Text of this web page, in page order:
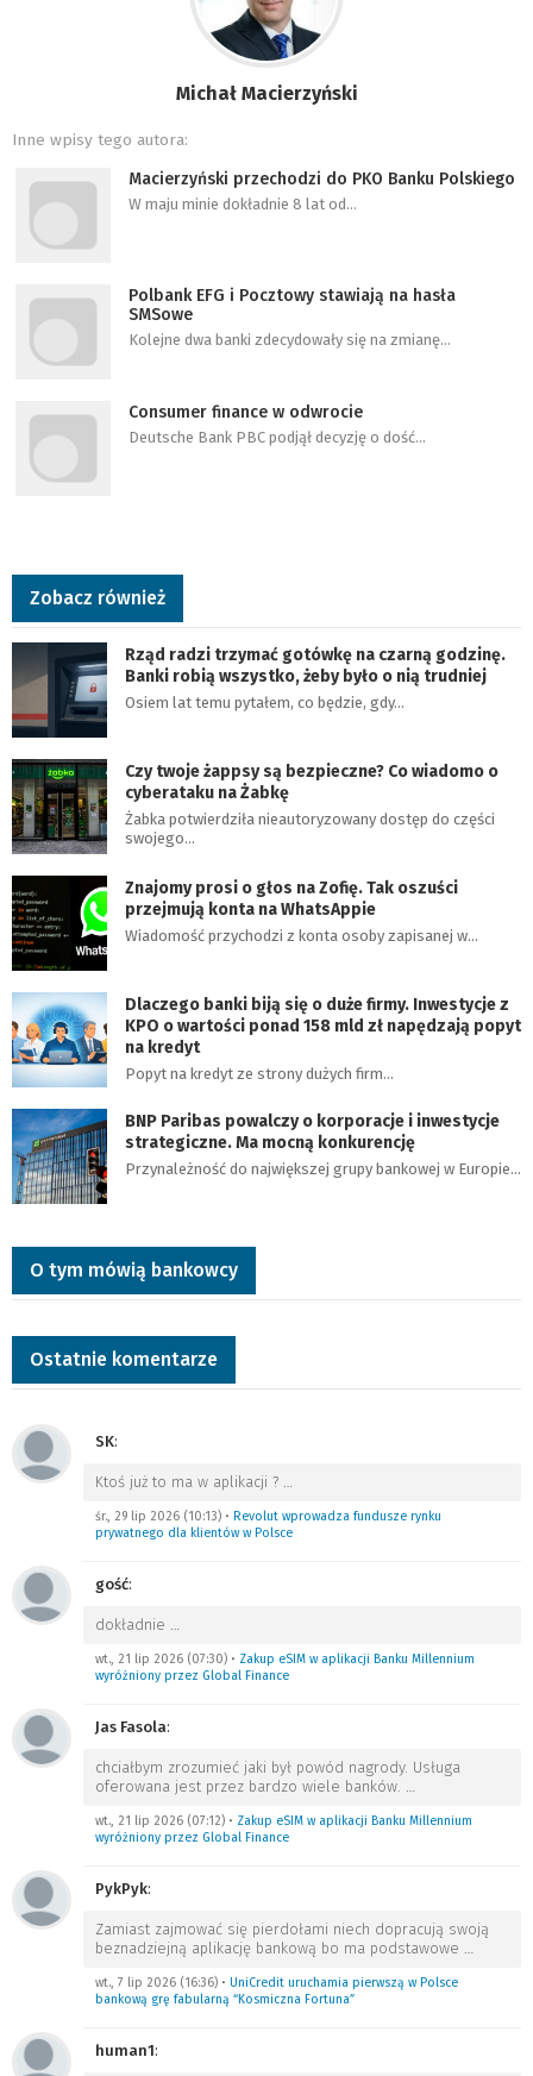
Michał Macierzyński
Inne wpisy tego autora:
Macierzyński przechodzi do PKO Banku Polskiego
W maju minie dokładnie 8 lat od…
Polbank EFG i Pocztowy stawiają na hasła
SMSowe
Kolejne dwa banki zdecydowały się na zmianę…
Consumer finance w odwrocie
Deutsche Bank PBC podjął decyzję o dość…
Zobacz również
Rząd radzi trzymać gotówkę na czarną godzinę.
Banki robią wszystko, żeby było o nią trudniej
Osiem lat temu pytałem, co będzie, gdy…
Czy twoje żappsy są bezpieczne? Co wiadomo o
cyberataku na Żabkę
Żabka potwierdziła nieautoryzowany dostęp do części
swojego…
Znajomy prosi o głos na Zofię. Tak oszuści
przejmują konta na WhatsAppie
Wiadomość przychodzi z konta osoby zapisanej w…
Dlaczego banki biją się o duże firmy. Inwestycje z
KPO o wartości ponad 158 mld zł napędzają popyt
na kredyt
Popyt na kredyt ze strony dużych firm…
BNP Paribas powalczy o korporacje i inwestycje
strategiczne. Ma mocną konkurencję
Przynależność do największej grupy bankowej w Europie…
O tym mówią bankowcy
Ostatnie komentarze
SK:
Ktoś już to ma w aplikacji ? …
śr., 29 lip 2026 (10:13) • Revolut wprowadza fundusze rynku
prywatnego dla klientów w Polsce
gość:
dokładnie …
wt., 21 lip 2026 (07:30) • Zakup eSIM w aplikacji Banku Millennium
wyróżniony przez Global Finance
Jas Fasola:
chciałbym zrozumieć jaki był powód nagrody. Usługa
oferowana jest przez bardzo wiele banków. …
wt., 21 lip 2026 (07:12) • Zakup eSIM w aplikacji Banku Millennium
wyróżniony przez Global Finance
PykPyk:
Zamiast zajmować się pierdołami niech dopracują swoją
beznadziejną aplikację bankową bo ma podstawowe …
wt., 7 lip 2026 (16:36) • UniCredit uruchamia pierwszą w Polsce
bankową grę fabularną “Kosmiczna Fortuna”
human1: